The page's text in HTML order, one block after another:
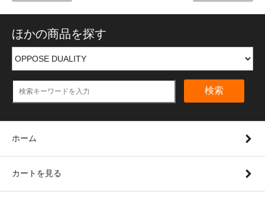
ほかの商品を探す
検索
ホーム
カートを見る